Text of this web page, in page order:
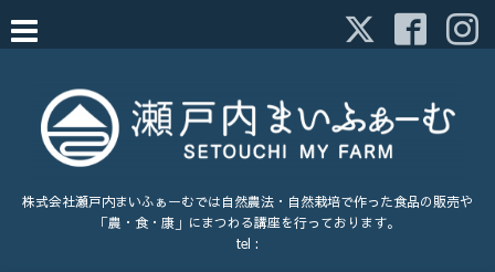
株式会社瀬戸内まいふぁーむでは自然農法・自然栽培で作った食品の販売や
「農・食・康」にまつわる講座を行っております。
tel :